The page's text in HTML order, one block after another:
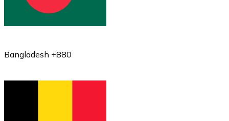
Bangladesh +880